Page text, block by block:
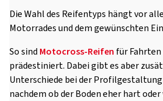
Die Wahl des Reifentyps hängt vor
Motorrades und dem gewünschten
So sind Motocross-Reifen für Fahrten
prädestiniert. Dabei gibt es aber
Unterschiede bei der Profilgestaltung
nachdem ob der Boden eher hart